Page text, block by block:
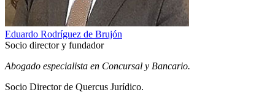
Eduardo Rodríguez de Brujón
Socio director y fundador
Abogado especialista en Concursal y Bancario.
Socio Director de Quercus Jurídico.